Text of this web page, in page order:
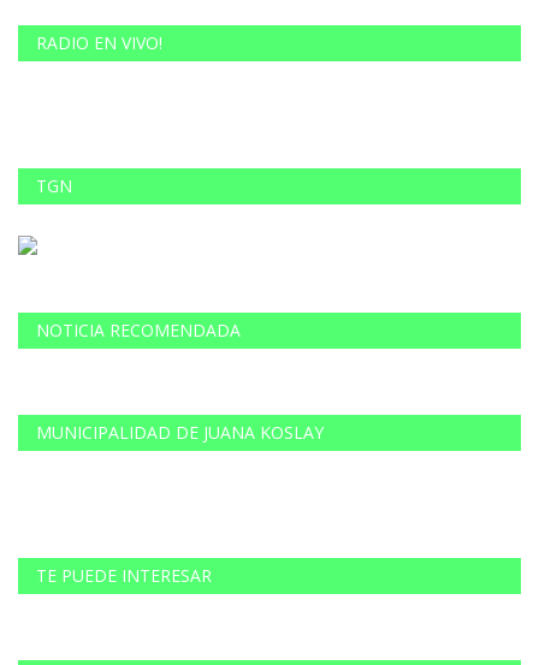
RADIO EN VIVO!
TGN
NOTICIA RECOMENDADA
MUNICIPALIDAD DE JUANA KOSLAY
TE PUEDE INTERESAR